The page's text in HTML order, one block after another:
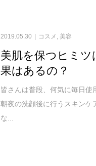
2019.05.30 コスメ 美容
美肌を保つヒミ
果はあるの？
皆さんは普段、何気に毎日使
朝夜の洗顔後に行うスキンケ
な...